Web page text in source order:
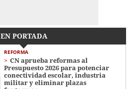
EN PORTADA
REFORMA
CN aprueba reformas al
Presupuesto 2026 para potenciar
conectividad escolar, industria
militar y eliminar plazas